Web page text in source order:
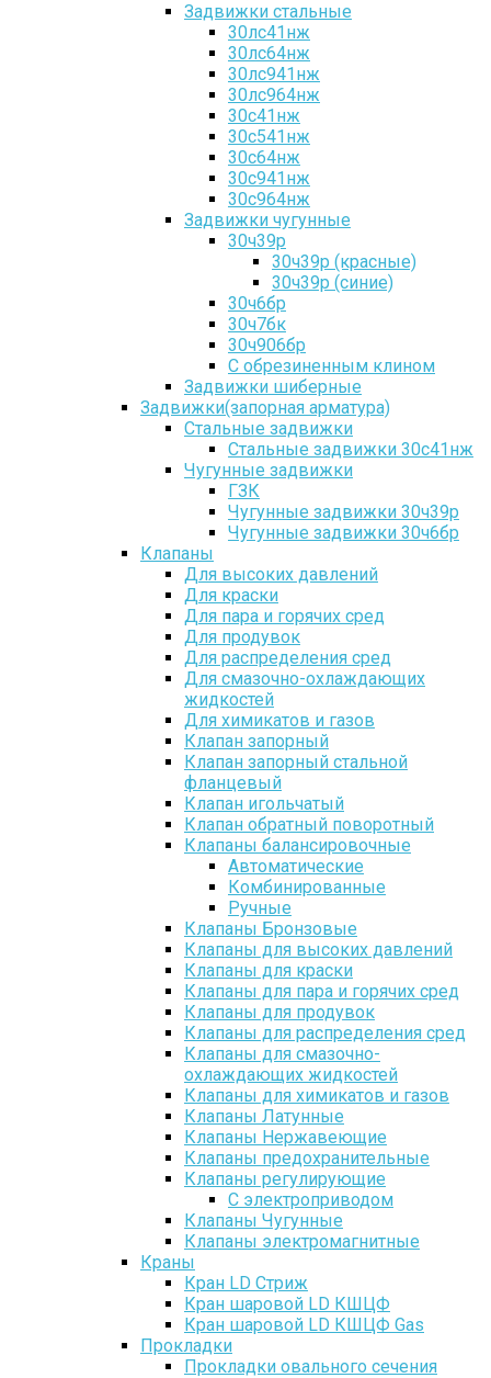
Задвижки стальные
30лс41нж
30лс64нж
30лс941нж
30лс964нж
30с41нж
30с541нж
30с64нж
30с941нж
30с964нж
Задвижки чугунные
30ч39р
30ч39р (красные)
30ч39р (синие)
30ч6бр
30ч7бк
30ч906бр
С обрезиненным клином
Задвижки шиберные
Задвижки(запорная арматура)
Стальные задвижки
Стальные задвижки 30с41нж
Чугунные задвижки
ГЗК
Чугунные задвижки 30ч39р
Чугунные задвижки 30ч6бр
Клапаны
Для высоких давлений
Для краски
Для пара и горячих сред
Для продувок
Для распределения сред
Для смазочно-охлаждающих
жидкостей
Для химикатов и газов
Клапан запорный
Клапан запорный стальной
фланцевый
Клапан игольчатый
Клапан обратный поворотный
Клапаны балансировочные
Автоматические
Комбинированные
Ручные
Клапаны Бронзовые
Клапаны для высоких давлений
Клапаны для краски
Клапаны для пара и горячих сред
Клапаны для продувок
Клапаны для распределения сред
Клапаны для смазочно-
охлаждающих жидкостей
Клапаны для химикатов и газов
Клапаны Латунные
Клапаны Нержавеющие
Клапаны предохранительные
Клапаны регулирующие
С электроприводом
Клапаны Чугунные
Клапаны электромагнитные
Краны
Кран LD Стриж
Кран шаровой LD КШЦФ
Кран шаровой LD КШЦФ Gas
Прокладки
Прокладки овального сечения